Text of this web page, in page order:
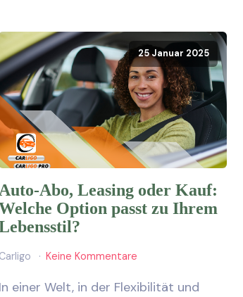
25 Januar 2025
Abo, Leasing oder Kauf:
Option passt zu Ihrem
Carligo Keine Kommentare
In einer Welt, in der Flexibilität und